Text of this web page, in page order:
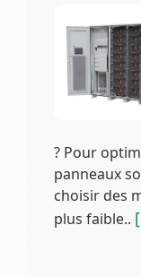
? Pour
panneaux
choisir des
plus faible..